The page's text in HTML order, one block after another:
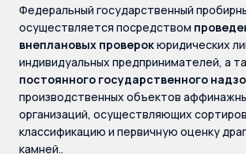
Федеральный государственный
осуществляется посредством
внеплановых проверокюридических
индивидуальных предпринимателей, а
постоянного государственного
производственных объектов
организаций, осуществляющих
классификацию и первичную оценку
камней..